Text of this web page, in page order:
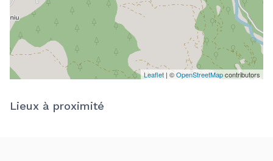
Leaflet | ©OpenStreetMapcontributors
Lieux à proximité